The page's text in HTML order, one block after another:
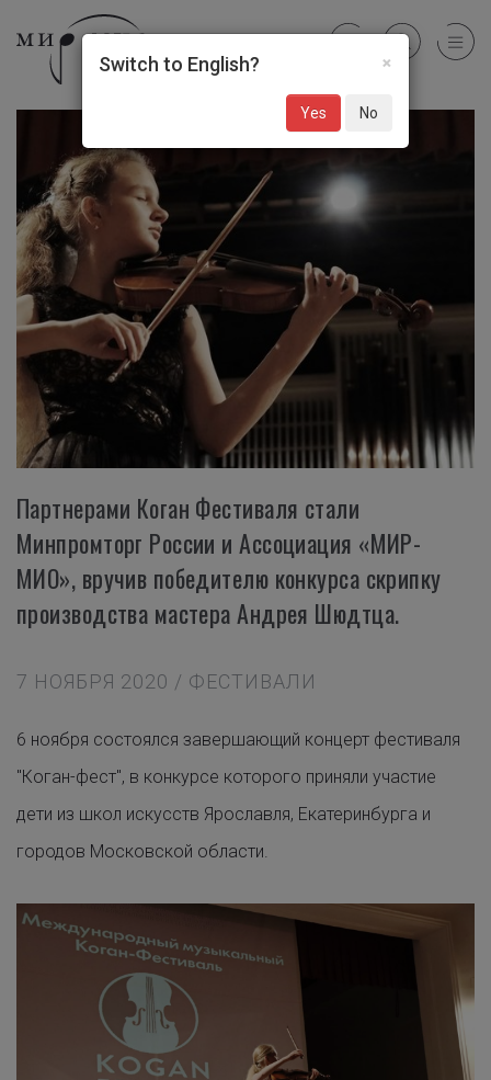
Партнерами Коган Фестиваля стали
Минпромторг России и Ассоциация «МИР-
МИО», вручив победителю конкурса скрипку
производства мастера Андрея Шюдтца.
7 НОЯБРЯ 2020 / ФЕСТИВАЛИ
6 ноября состоялся завершающий концерт фестиваля
"Коган-фест", в конкурсе которого приняли участие
дети из школ искусств Ярославля, Екатеринбурга и
городов Московской области.
×
Switch to English?
Yes No